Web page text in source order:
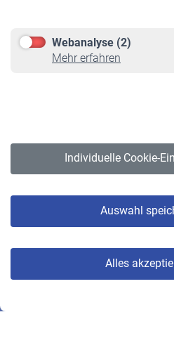
Webanalyse (2)
Mehr erfahren
Individuelle Cookie-
Auswahl
Alles
Online-Rechner
VBLnewsletter
Erklärung zur Barrierefreiheit
© VBL 2026